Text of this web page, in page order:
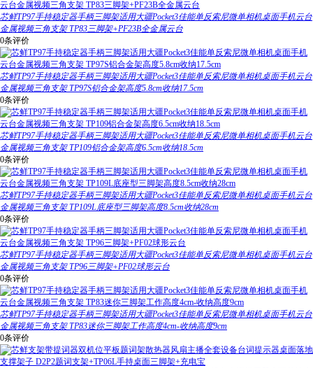
芯鲜TP97手持稳定器手柄三脚架适用大疆Pocket3佳能单反索尼微单相机桌面手机云台
金属视频三角支架 TP83三脚架+PF23B全金属云台
0条评价
芯鲜TP97手持稳定器手柄三脚架适用大疆Pocket3佳能单反索尼微单相机桌面手机云台
金属视频三角支架 TP97S铝合金架高度5.8cm收纳17.5cm
0条评价
芯鲜TP97手持稳定器手柄三脚架适用大疆Pocket3佳能单反索尼微单相机桌面手机云台
金属视频三角支架 TP109铝合金架高度6.5cm收纳18.5cm
0条评价
芯鲜TP97手持稳定器手柄三脚架适用大疆Pocket3佳能单反索尼微单相机桌面手机云台
金属视频三角支架 TP109L底座型三脚架高度8.5cm收纳28cm
0条评价
芯鲜TP97手持稳定器手柄三脚架适用大疆Pocket3佳能单反索尼微单相机桌面手机云台
金属视频三角支架 TP96三脚架+PF02球形云台
0条评价
芯鲜TP97手持稳定器手柄三脚架适用大疆Pocket3佳能单反索尼微单相机桌面手机云台
金属视频三角支架 TP83迷你三脚架工作高度4cm-收纳高度9cm
0条评价